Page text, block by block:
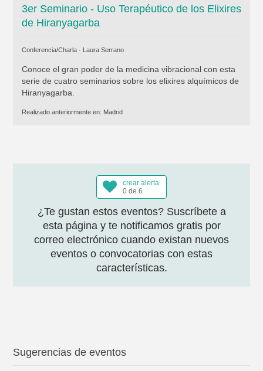
3er Seminario - Uso Terapéutico de los Elixires
de Hiranyagarba
Conferencia/Charla · Laura Serrano
Conoce el gran poder de la medicina vibracional con esta
serie de cuatro seminarios sobre los elixires alquímicos de
Hiranyagarba.
Realizado anteriormente en: Madrid
crear alerta
0 de 6
¿Te gustan estos eventos? Suscríbete a
esta página y te notificamos gratis por
correo electrónico cuando existan nuevos
eventos o convocatorias con estas
características.
Sugerencias de eventos